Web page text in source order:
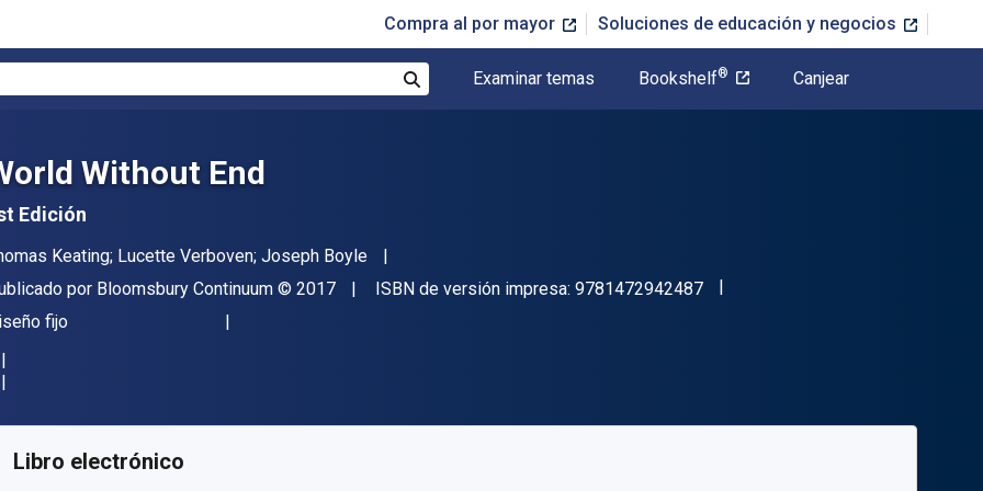
Compra al por mayor Soluciones de educación y negocios
Examinar temas Bookshelf® Canjear
Without End
Edición
Keating; Lucette Verboven; Joseph Boyle
por Bloomsbury Continuum Copyright
© 2017 ISBN de versión impresa: 9781472942487"ISBN-13 9781472942487"
fijo
de referencia:
Libro electrónico